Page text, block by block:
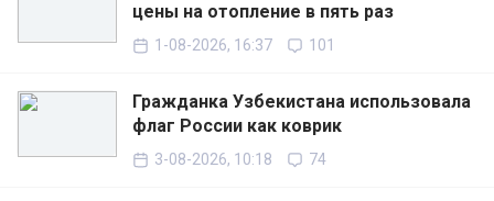
цены на отопление в пять раз
1-08-2026, 16:37 101
Гражданка Узбекистана использовала
флаг России как коврик
3-08-2026, 10:18 74